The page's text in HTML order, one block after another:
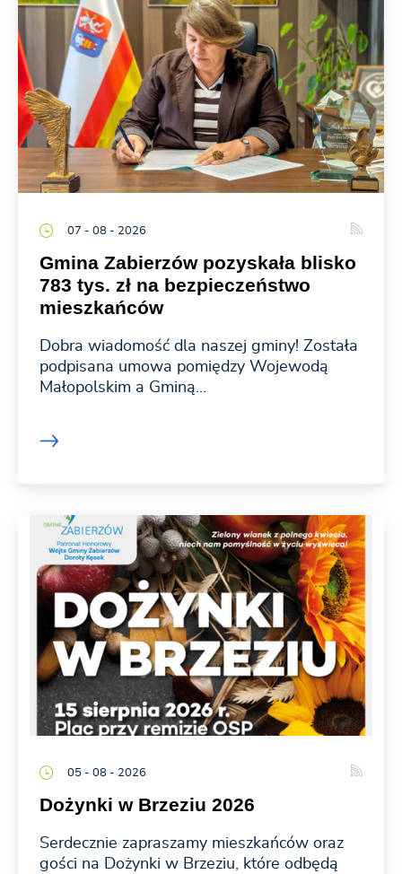
07 - 08 - 2026
Gmina Zabierzów pozyskała blisko
783 tys. zł na bezpieczeństwo
mieszkańców
Dobra wiadomość dla naszej gminy! Została
podpisana umowa pomiędzy Wojewodą
Małopolskim a Gminą...
05 - 08 - 2026
Dożynki w Brzeziu 2026
Serdecznie zapraszamy mieszkańców oraz
gości na Dożynki w Brzeziu, które odbędą